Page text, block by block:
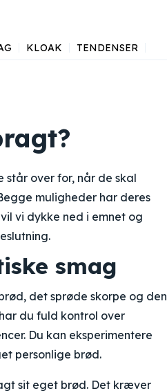
KLOAK TENDENSER
står over for, når de skal
muligheder har deres
vi dykke ned i emnet og
smag
det sprøde skorpe og den
du fuld kontrol over
Du kan eksperimentere
personlige brød.
sit eget brød. Det kræver